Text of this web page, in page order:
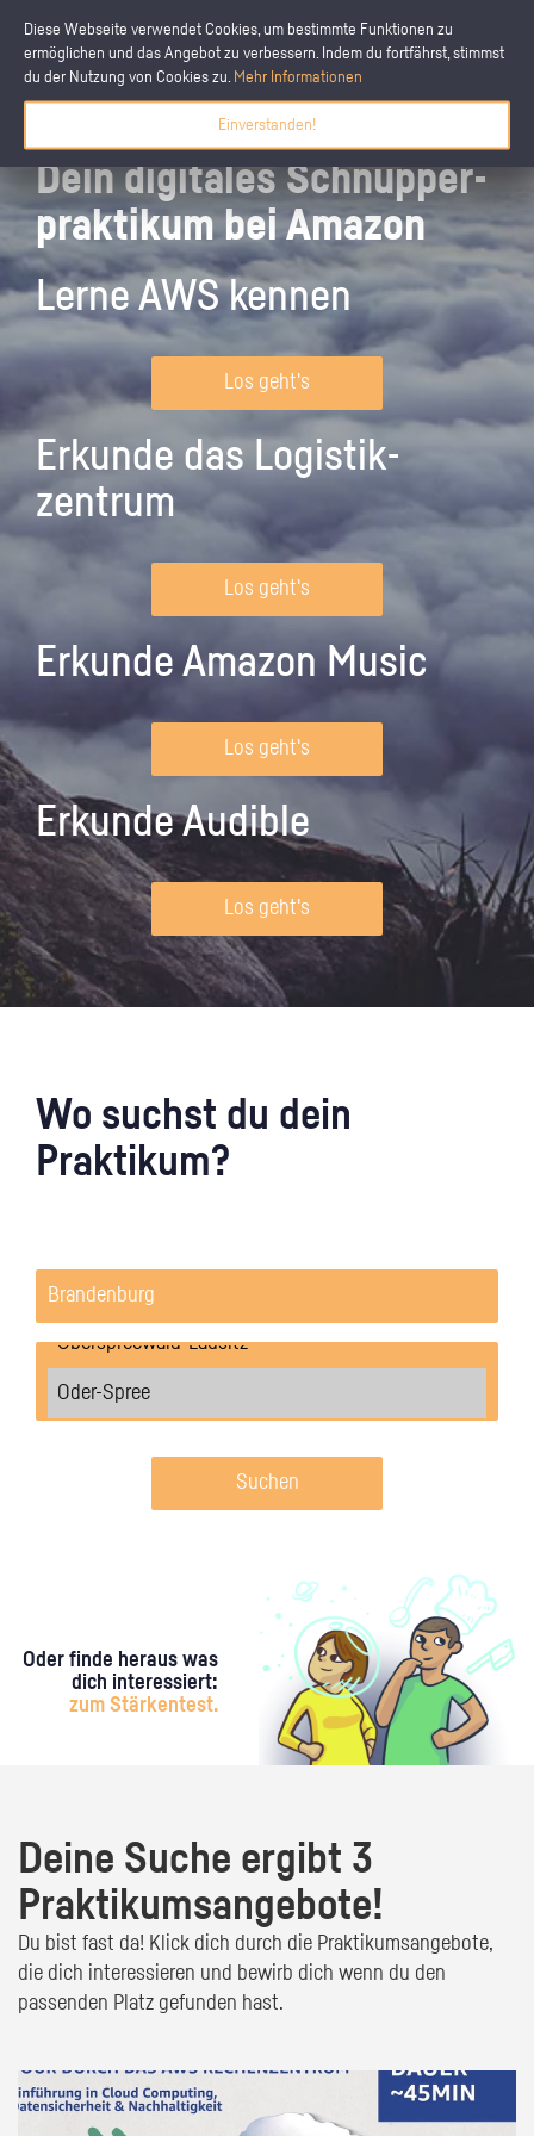
Diese Webseite verwendet Cookies, um bestimmte Funktionen zu
ermöglichen und das Angebot zu verbessern. Indem du fortfährst, stimmst
du der Nutzung von Cookies zu. Mehr Informationen
Einverstanden!
Dein digitales Schnupper­
praktikum bei Amazon
Lerne AWS kennen
Los geht's
Erkunde das Logistik­
zentrum
Los geht's
Erkunde Amazon Music
Los geht's
Erkunde Audible
Los geht's
Wo suchst du dein
Praktikum?
Suchen
Oder finde heraus was
dich interessiert:
zum Stärkentest.
Deine Suche ergibt 3
Praktikumsangebote!
Du bist fast da! Klick dich durch die Praktikumsangebote,
die dich interessieren und bewirb dich wenn du den
passenden Platz gefunden hast.